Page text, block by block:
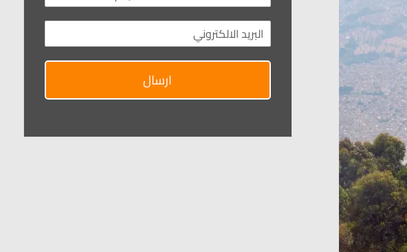
ارسال